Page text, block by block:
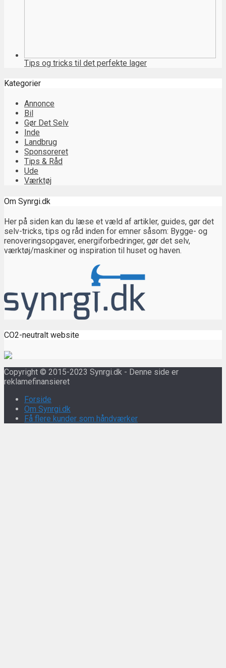
Tips og tricks til det perfekte lager
Kategorier
Annonce
Bil
Gør Det Selv
Inde
Landbrug
Sponsoreret
Tips & Råd
Ude
Værktøj
Om Synrgi.dk
Her på siden kan du læse et væld af artikler, guides, gør det
selv-tricks, tips og råd inden for emner såsom: Bygge- og
renoveringsopgaver, energiforbedringer, gør det selv,
værktøj/maskiner og inspiration til huset og haven.
CO2-neutralt website
Copyright © 2015-2023 Synrgi.dk - Denne side er
reklamefinansieret
Forside
Om Synrgi.dk
Få flere kunder som håndværker